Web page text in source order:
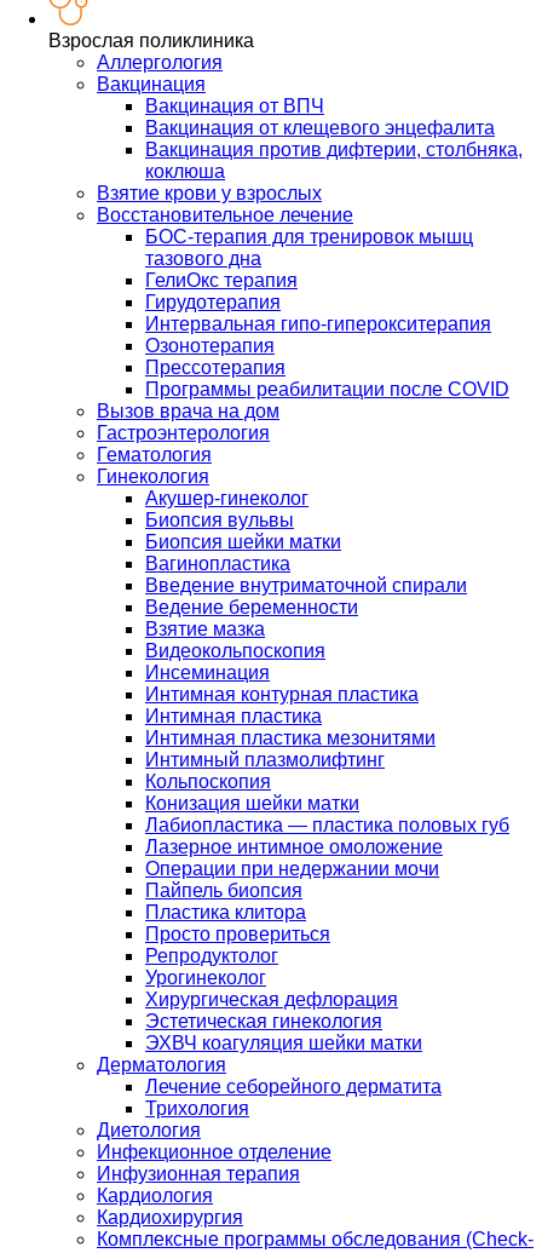
Взрослая поликлиника
Аллергология
Вакцинация
Вакцинация от ВПЧ
Вакцинация от клещевого энцефалита
Вакцинация против дифтерии, столбняка,
коклюша
Взятие крови у взрослых
Восстановительное лечение
БОС-терапия для тренировок мышц
тазового дна
ГелиОкс терапия
Гирудотерапия
Интервальная гипо-гиперокситерапия
Озонотерапия
Прессотерапия
Программы реабилитации после СOVID
Вызов врача на дом
Гастроэнтерология
Гематология
Гинекология
Акушер-гинеколог
Биопсия вульвы
Биопсия шейки матки
Вагинопластика
Введение внутриматочной спирали
Ведение беременности
Взятие мазка
Видеокольпоскопия
Инсеминация
Интимная контурная пластика
Интимная пластика
Интимная пластика мезонитями
Интимный плазмолифтинг
Кольпоскопия
Конизация шейки матки
Лабиопластика — пластика половых губ
Лазерное интимное омоложение
Операции при недержании мочи
Пайпель биопсия
Пластика клитора
Просто провериться
Репродуктолог
Урогинеколог
Хирургическая дефлорация
Эстетическая гинекология
ЭХВЧ коагуляция шейки матки
Дерматология
Лечение себорейного дерматита
Трихология
Диетология
Инфекционное отделение
Инфузионная терапия
Кардиология
Кардиохирургия
Комплексные программы обследования (Check-